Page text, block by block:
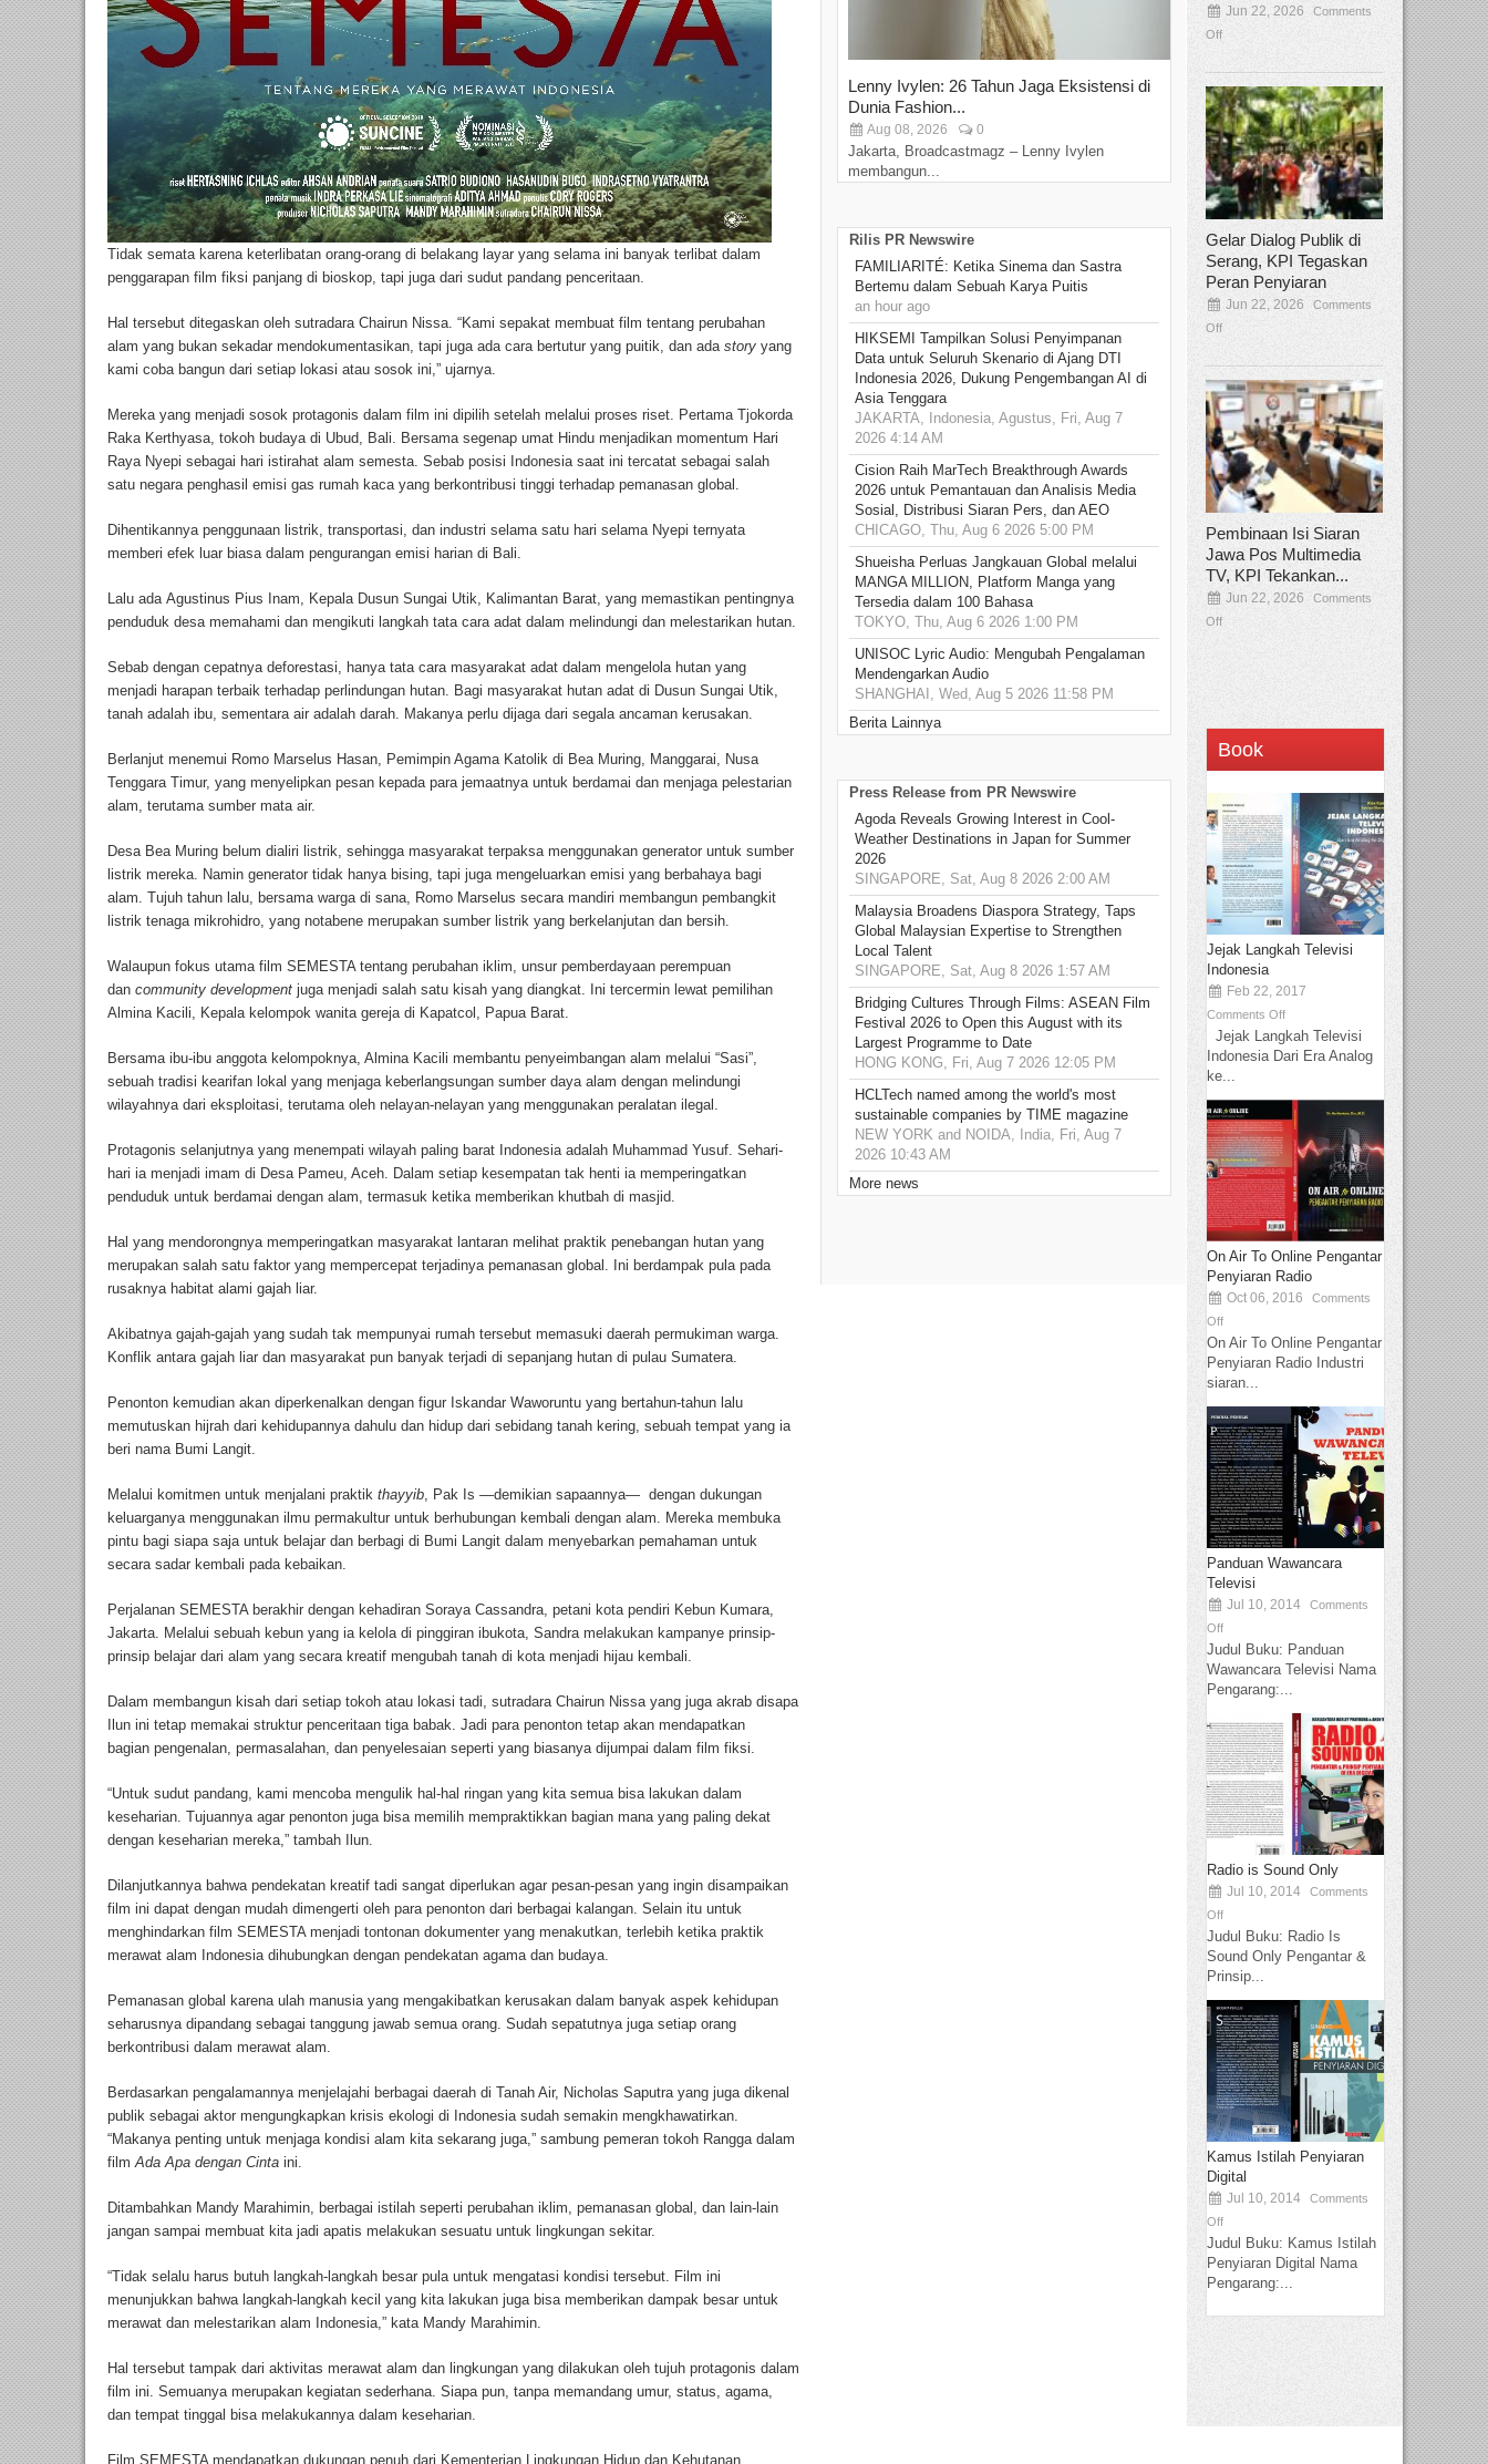
Tidak semata karena keterlibatan orang-orang di belakang layar yang selama ini banyak terlibat dalam
penggarapan film fiksi panjang di bioskop, tapi juga dari sudut pandang penceritaan.
Hal tersebut ditegaskan oleh sutradara Chairun Nissa. “Kami sepakat membuat film tentang perubahan
alam yang bukan sekadar mendokumentasikan, tapi juga ada cara bertutur yang puitik, dan ada story yang
kami coba bangun dari setiap lokasi atau sosok ini,” ujarnya.
Mereka yang menjadi sosok protagonis dalam film ini dipilih setelah melalui proses riset. Pertama Tjokorda
Raka Kerthyasa, tokoh budaya di Ubud, Bali. Bersama segenap umat Hindu menjadikan momentum Hari
Raya Nyepi sebagai hari istirahat alam semesta. Sebab posisi Indonesia saat ini tercatat sebagai salah
satu negara penghasil emisi gas rumah kaca yang berkontribusi tinggi terhadap pemanasan global.
Dihentikannya penggunaan listrik, transportasi, dan industri selama satu hari selama Nyepi ternyata
memberi efek luar biasa dalam pengurangan emisi harian di Bali.
Lalu ada Agustinus Pius Inam, Kepala Dusun Sungai Utik, Kalimantan Barat, yang memastikan pentingnya
penduduk desa memahami dan mengikuti langkah tata cara adat dalam melindungi dan melestarikan hutan.
Sebab dengan cepatnya deforestasi, hanya tata cara masyarakat adat dalam mengelola hutan yang
menjadi harapan terbaik terhadap perlindungan hutan. Bagi masyarakat hutan adat di Dusun Sungai Utik,
tanah adalah ibu, sementara air adalah darah. Makanya perlu dijaga dari segala ancaman kerusakan.
Berlanjut menemui Romo Marselus Hasan, Pemimpin Agama Katolik di Bea Muring, Manggarai, Nusa
Tenggara Timur, yang menyelipkan pesan kepada para jemaatnya untuk berdamai dan menjaga pelestarian
alam, terutama sumber mata air.
Desa Bea Muring belum dialiri listrik, sehingga masyarakat terpaksa menggunakan generator untuk sumber
listrik mereka. Namin generator tidak hanya bising, tapi juga mengeluarkan emisi yang berbahaya bagi
alam. Tujuh tahun lalu, bersama warga di sana, Romo Marselus secara mandiri membangun pembangkit
listrik tenaga mikrohidro, yang notabene merupakan sumber listrik yang berkelanjutan dan bersih.
Walaupun fokus utama film SEMESTA tentang perubahan iklim, unsur pemberdayaan perempuan
dan community development juga menjadi salah satu kisah yang diangkat. Ini tercermin lewat pemilihan
Almina Kacili, Kepala kelompok wanita gereja di Kapatcol, Papua Barat.
Bersama ibu-ibu anggota kelompoknya, Almina Kacili membantu penyeimbangan alam melalui “Sasi”,
sebuah tradisi kearifan lokal yang menjaga keberlangsungan sumber daya alam dengan melindungi
wilayahnya dari eksploitasi, terutama oleh nelayan-nelayan yang menggunakan peralatan ilegal.
Protagonis selanjutnya yang menempati wilayah paling barat Indonesia adalah Muhammad Yusuf. Sehari-
hari ia menjadi imam di Desa Pameu, Aceh. Dalam setiap kesempatan tak henti ia memperingatkan
penduduk untuk berdamai dengan alam, termasuk ketika memberikan khutbah di masjid.
Hal yang mendorongnya memperingatkan masyarakat lantaran melihat praktik penebangan hutan yang
merupakan salah satu faktor yang mempercepat terjadinya pemanasan global. Ini berdampak pula pada
rusaknya habitat alami gajah liar.
Akibatnya gajah-gajah yang sudah tak mempunyai rumah tersebut memasuki daerah permukiman warga.
Konflik antara gajah liar dan masyarakat pun banyak terjadi di sepanjang hutan di pulau Sumatera.
Penonton kemudian akan diperkenalkan dengan figur Iskandar Waworuntu yang bertahun-tahun lalu
memutuskan hijrah dari kehidupannya dahulu dan hidup dari sebidang tanah kering, sebuah tempat yang ia
beri nama Bumi Langit.
Melalui komitmen untuk menjalani praktik thayyib, Pak Is —demikian sapaannya— dengan dukungan
keluarganya menggunakan ilmu permakultur untuk berhubungan kembali dengan alam. Mereka membuka
pintu bagi siapa saja untuk belajar dan berbagi di Bumi Langit dalam menyebarkan pemahaman untuk
secara sadar kembali pada kebaikan.
Perjalanan SEMESTA berakhir dengan kehadiran Soraya Cassandra, petani kota pendiri Kebun Kumara,
Jakarta. Melalui sebuah kebun yang ia kelola di pinggiran ibukota, Sandra melakukan kampanye prinsip-
prinsip belajar dari alam yang secara kreatif mengubah tanah di kota menjadi hijau kembali.
Dalam membangun kisah dari setiap tokoh atau lokasi tadi, sutradara Chairun Nissa yang juga akrab disapa
Ilun ini tetap memakai struktur penceritaan tiga babak. Jadi para penonton tetap akan mendapatkan
bagian pengenalan, permasalahan, dan penyelesaian seperti yang biasanya dijumpai dalam film fiksi.
“Untuk sudut pandang, kami mencoba mengulik hal-hal ringan yang kita semua bisa lakukan dalam
keseharian. Tujuannya agar penonton juga bisa memilih mempraktikkan bagian mana yang paling dekat
dengan keseharian mereka,” tambah Ilun.
Dilanjutkannya bahwa pendekatan kreatif tadi sangat diperlukan agar pesan-pesan yang ingin disampaikan
film ini dapat dengan mudah dimengerti oleh para penonton dari berbagai kalangan. Selain itu untuk
menghindarkan film SEMESTA menjadi tontonan dokumenter yang menakutkan, terlebih ketika praktik
merawat alam Indonesia dihubungkan dengan pendekatan agama dan budaya.
Pemanasan global karena ulah manusia yang mengakibatkan kerusakan dalam banyak aspek kehidupan
seharusnya dipandang sebagai tanggung jawab semua orang. Sudah sepatutnya juga setiap orang
berkontribusi dalam merawat alam.
Berdasarkan pengalamannya menjelajahi berbagai daerah di Tanah Air, Nicholas Saputra yang juga dikenal
publik sebagai aktor mengungkapkan krisis ekologi di Indonesia sudah semakin mengkhawatirkan.
“Makanya penting untuk menjaga kondisi alam kita sekarang juga,” sambung pemeran tokoh Rangga dalam
film Ada Apa dengan Cinta ini.
Ditambahkan Mandy Marahimin, berbagai istilah seperti perubahan iklim, pemanasan global, dan lain-lain
jangan sampai membuat kita jadi apatis melakukan sesuatu untuk lingkungan sekitar.
“Tidak selalu harus butuh langkah-langkah besar pula untuk mengatasi kondisi tersebut. Film ini
menunjukkan bahwa langkah-langkah kecil yang kita lakukan juga bisa memberikan dampak besar untuk
merawat dan melestarikan alam Indonesia,” kata Mandy Marahimin.
Hal tersebut tampak dari aktivitas merawat alam dan lingkungan yang dilakukan oleh tujuh protagonis dalam
film ini. Semuanya merupakan kegiatan sederhana. Siapa pun, tanpa memandang umur, status, agama,
dan tempat tinggal bisa melakukannya dalam keseharian.
Film SEMESTA mendapatkan dukungan penuh dari Kementerian Lingkungan Hidup dan Kehutanan
Lenny Ivylen: 26 Tahun Jaga Eksistensi di
Dunia Fashion...
Aug 08, 2026 0
Jakarta, Broadcastmagz – Lenny Ivylen
membangun...
Yan Senjaya, Kreativitas Lima
Sinema Indonesia
Dec 22, 2025 Comments Off
Jakarta, Broadcastmagz – Yan Senjaya
Rilis PR Newswire
FAMILIARITÉ: Ketika Sinema dan Sastra
Bertemu dalam Sebuah Karya Puitis
an hour ago
HIKSEMI Tampilkan Solusi Penyimpanan
Data untuk Seluruh Skenario di Ajang DTI
Indonesia 2026, Dukung Pengembangan AI di
Asia Tenggara
JAKARTA, Indonesia, Agustus, Fri, Aug 7
2026 4:14 AM
Cision Raih MarTech Breakthrough Awards
2026 untuk Pemantauan dan Analisis Media
Sosial, Distribusi Siaran Pers, dan AEO
CHICAGO, Thu, Aug 6 2026 5:00 PM
Shueisha Perluas Jangkauan Global melalui
MANGA MILLION, Platform Manga yang
Tersedia dalam 100 Bahasa
TOKYO, Thu, Aug 6 2026 1:00 PM
UNISOC Lyric Audio: Mengubah Pengalaman
Mendengarkan Audio
SHANGHAI, Wed, Aug 5 2026 11:58 PM
Berita Lainnya
Press Release from PR Newswire
Agoda Reveals Growing Interest in Cool-
Weather Destinations in Japan for Summer
2026
SINGAPORE, Sat, Aug 8 2026 2:00 AM
Malaysia Broadens Diaspora Strategy, Taps
Global Malaysian Expertise to Strengthen
Local Talent
SINGAPORE, Sat, Aug 8 2026 1:57 AM
Bridging Cultures Through Films: ASEAN Film
Festival 2026 to Open this August with its
Largest Programme to Date
HONG KONG, Fri, Aug 7 2026 12:05 PM
HCLTech named among the world's most
sustainable companies by TIME magazine
NEW YORK and NOIDA, India, Fri, Aug 7
2026 10:43 AM
More news
Jun 22, 2026
Comments
Off
Gelar Dialog Publik di
Serang, KPI Tegaskan
Peran Penyiaran
Jun 22, 2026
Comments
Off
Pembinaan Isi Siaran
Jawa Pos Multimedia
TV, KPI Tekankan...
Jun 22, 2026
Comments
Off
Book
Jejak Langkah Televisi
Indonesia
Feb 22, 2017
Comments Off
Jejak Langkah Televisi
Indonesia Dari Era Analog
ke...
On Air To Online Pengantar
Penyiaran Radio
Oct 06, 2016
Comments
Off
On Air To Online Pengantar
Penyiaran Radio Industri
siaran...
Panduan Wawancara
Televisi
Jul 10, 2014
Comments
Off
Judul Buku: Panduan
Wawancara Televisi Nama
Pengarang:...
Radio is Sound Only
Jul 10, 2014
Comments
Off
Judul Buku: Radio Is
Sound Only Pengantar &
Prinsip...
Kamus Istilah Penyiaran
Digital
Jul 10, 2014
Comments
Off
Judul Buku: Kamus Istilah
Penyiaran Digital Nama
Pengarang:...